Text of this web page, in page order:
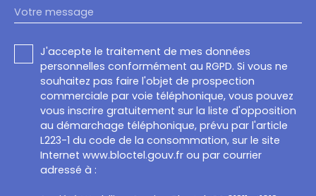
Votre message
J'accepte le traitement de mes données
personnelles conformément au RGPD. Si vous ne
souhaitez pas faire l'objet de prospection
commerciale par voie téléphonique, vous pouvez
vous inscrire gratuitement sur la liste d'opposition
au démarchage téléphonique, prévu par l'article
L223-1 du code de la consommation, sur le site
Internet www.bloctel.gouv.fr ou par courrier
adressé à :